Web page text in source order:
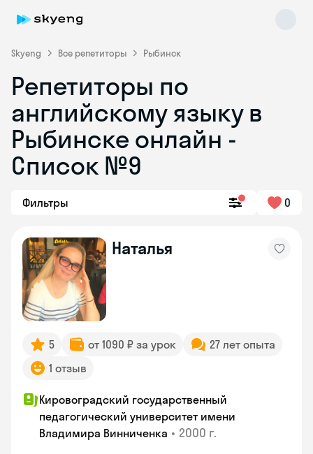
Skyeng Все репетиторы Рыбинск
Репетиторы по
английскому языку в
Рыбинске онлайн -
Список №9
Фильтры 0
Наталья
5 от 1090 ₽ за урок
27 лет опыта
1 отзыв
Кировоградский государственный
педагогический университет имени
Владимира Винниченка • 2000 г.